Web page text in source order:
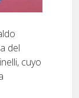
del
cuyo